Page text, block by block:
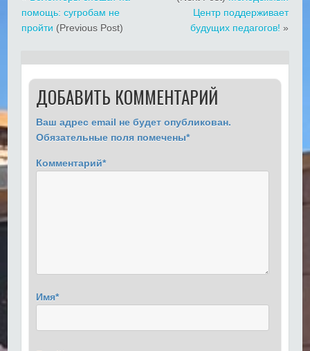
помощь: сугробам не
пройти (Previous Post)
Центр поддерживает
будущих педагогов! »
ДОБАВИТЬ КОММЕНТАРИЙ
Ваш адрес email не будет опубликован.
Обязательные поля помечены*
Комментарий*
Имя*